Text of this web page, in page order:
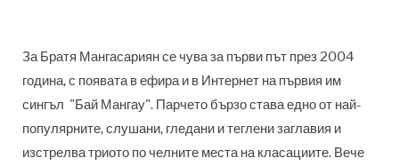
За Братя Мангасариян се чува за първи път през 2004
година, с появата в ефира и в Интернет на първия им
сингъл "Бай Мангау". Парчето бързо става едно от най-
популярните, слушани, гледани и теглени заглавия и
изстрелва триото по челните места на класациите. Вече